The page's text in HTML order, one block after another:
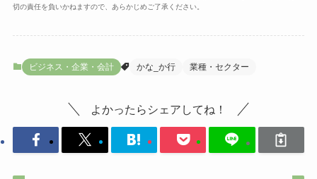
切の責任を負いかねますので、あらかじめご了承ください。
ビジネス・企業・会計 かな_か行 業種・セクター
よかったらシェアしてね！